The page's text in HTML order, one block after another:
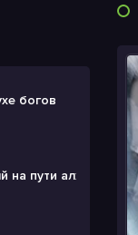
богов
на пути алхимии